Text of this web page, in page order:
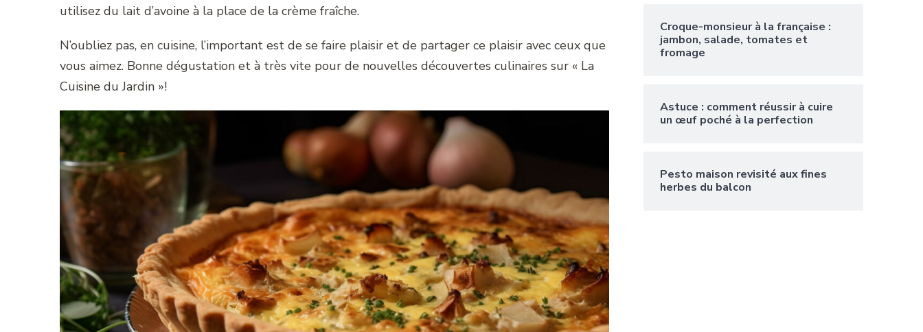
utilisez du lait d’avoine à la place de la crème fraîche.
N’oubliez pas, en cuisine, l’important est de se faire plaisir et de partager ce plaisir avec ceux que
vous aimez. Bonne dégustation et à très vite pour de nouvelles découvertes culinaires sur « La
Cuisine du Jardin »!
Croque-monsieur à la française :
jambon, salade, tomates et
fromage
Astuce : comment réussir à cuire
un œuf poché à la perfection
Pesto maison revisité aux fines
herbes du balcon